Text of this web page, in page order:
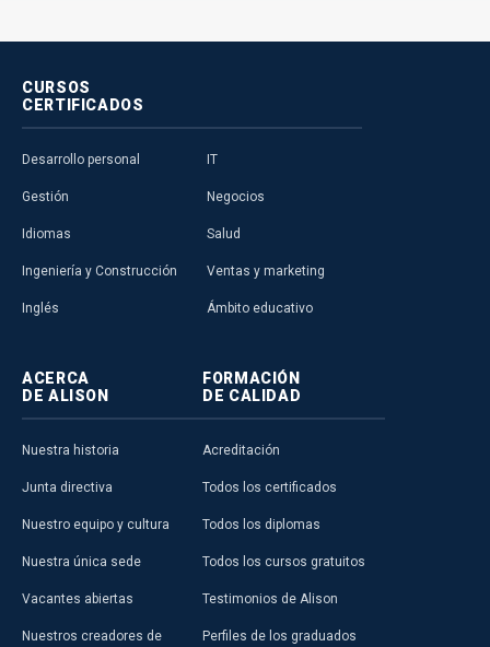
CURSOS
CERTIFICADOS
Desarrollo personal
Gestión
Idiomas
Ingeniería y Construcción
Inglés
IT
Negocios
Salud
Ventas y marketing
Ámbito educativo
ACERCA
DE ALISON
Nuestra historia
Junta directiva
Nuestro equipo y cultura
Nuestra única sede
Vacantes abiertas
Nuestros creadores de
FORMACIÓN
DE CALIDAD
Acreditación
Todos los certificados
Todos los diplomas
Todos los cursos gratuitos
Testimonios de Alison
Perfiles de los graduados